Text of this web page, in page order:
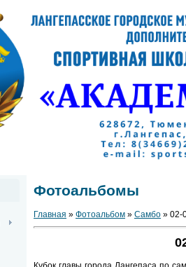
Фотоальбомы
Главная » Фотоальбом » Самбо » 02-